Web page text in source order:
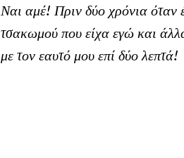
Ναι αμέ! Πριν δύο χρόνια όταν
τσακωμού που είχα εγώ και
με τον εαυτό μου επί δύο λεπτά!